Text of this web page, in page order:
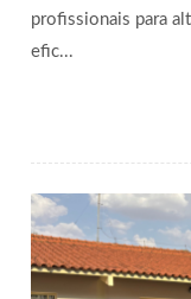
profissionais para
efic...